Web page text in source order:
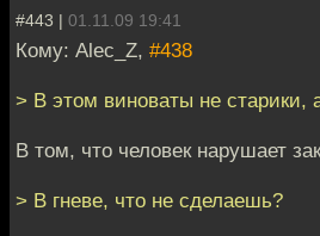
#443 | 01.11.09 19:41
Кому: Alec_Z, #438
> В этом виноваты не старики,
В том, что человек нарушает
> В гневе, что не сделаешь?